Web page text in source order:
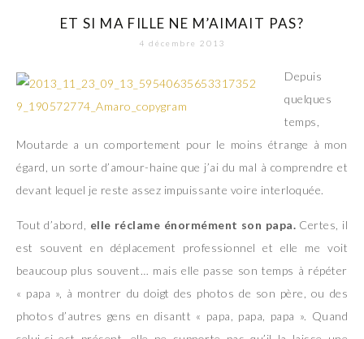
ET SI MA FILLE NE M’AIMAIT PAS?
4 décembre 2013
Depuis
quelques
temps,
Moutarde a un comportement pour le moins étrange à mon
égard, un sorte d’amour-haine que j’ai du mal à comprendre et
devant lequel je reste assez impuissante voire interloquée.
Tout d’abord, elle réclame énormément son papa. Certes, il
est souvent en déplacement professionnel et elle me voit
beaucoup plus souvent… mais elle passe son temps à répéter
« papa », à montrer du doigt des photos de son père, ou des
photos d’autres gens en disantt « papa, papa, papa ». Quand